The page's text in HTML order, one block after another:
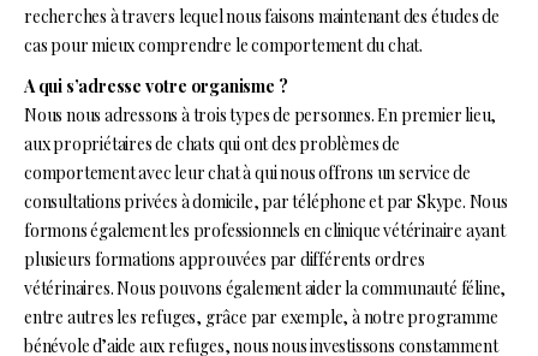
recherches à travers lequel nous faisons maintenant des études de
cas pour mieux comprendre le comportement du chat.
A qui s’adresse votre organisme ?
Nous nous adressons à trois types de personnes. En premier lieu,
aux propriétaires de chats qui ont des problèmes de
comportement avec leur chat à qui nous offrons un service de
consultations privées à domicile, par téléphone et par Skype. Nous
formons également les professionnels en clinique vétérinaire ayant
plusieurs formations approuvées par différents ordres
vétérinaires. Nous pouvons également aider la communauté féline,
entre autres les refuges, grâce par exemple, à notre programme
bénévole d’aide aux refuges, nous nous investissons constamment